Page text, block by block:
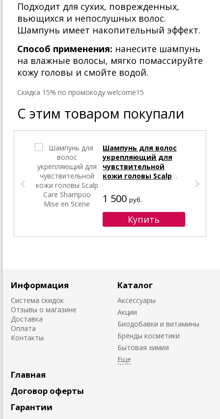
Подходит для сухих, поврежденных,
вьющихся и непослушных волос.
Шампунь имеет накопительный эффект.
Способ применения: нанесите шампунь
на влажные волосы, мягко помассируйте
кожу головы и смойте водой.
Cкидка 15% по промокоду welcome15
С этим товаром покупали
Шампунь для волос
укрепляющий для
чувствительной
кожи головы Scalp
Scene
1 500 руб.
Информация
Система скидок
Отзывы о магазине
Доставка
Оплата
Контакты
Каталог
Аксессуары
Акции
Биодобавки и витамины
Бренды косметики
Бытовая химия
Главная
Договор оферты
Гарантии